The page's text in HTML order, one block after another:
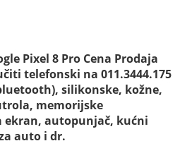
Pixel 8 Pro Cena Prodaja
telefonski na 011.3444.175
silikonske, kožne,
memorijske
ekran, autopunjač, kućni
auto i dr.